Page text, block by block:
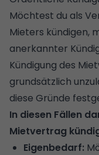
Möchtest du als
Mieters kündigen,
anerkannter
Kündigung des
grundsätzlich
diese Gründe
In diesen Fällen
Mietvertrag
Eigenbedarf: